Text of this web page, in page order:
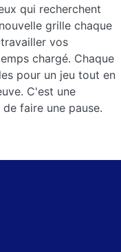
qui recherchent
grille chaque
vos
chargé. Chaque
pour un jeu tout en
C'est une
faire une pause.